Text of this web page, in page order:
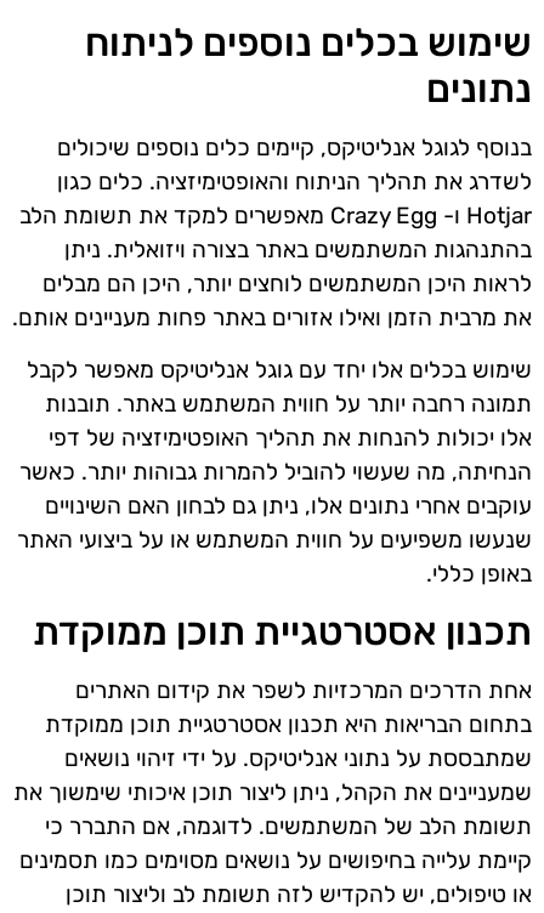
שימוש בכלים נוספים לניתוח
נתונים
בנוסף לגוגל אנליטיקס, קיימים כלים נוספים שיכולים
לשדרג את תהליך הניתוח והאופטימיזציה. כלים כגון
Hotjar ו- Crazy Egg מאפשרים למקד את תשומת הלב
בהתנהגות המשתמשים באתר בצורה ויזואלית. ניתן
לראות היכן המשתמשים לוחצים יותר, היכן הם מבלים
את מרבית הזמן ואילו אזורים באתר פחות מעניינים אותם.
שימוש בכלים אלו יחד עם גוגל אנליטיקס מאפשר לקבל
תמונה רחבה יותר על חווית המשתמש באתר. תובנות
אלו יכולות להנחות את תהליך האופטימיזציה של דפי
הנחיתה, מה שעשוי להוביל להמרות גבוהות יותר. כאשר
עוקבים אחרי נתונים אלו, ניתן גם לבחון האם השינויים
שנעשו משפיעים על חווית המשתמש או על ביצועי האתר
באופן כללי.
תכנון אסטרטגיית תוכן ממוקדת
אחת הדרכים המרכזיות לשפר את קידום האתרים
בתחום הבריאות היא תכנון אסטרטגיית תוכן ממוקדת
שמתבססת על נתוני אנליטיקס. על ידי זיהוי נושאים
שמעניינים את הקהל, ניתן ליצור תוכן איכותי שימשוך את
תשומת הלב של המשתמשים. לדוגמה, אם התברר כי
קיימת עלייה בחיפושים על נושאים מסוימים כמו תסמינים
או טיפולים, יש להקדיש לזה תשומת לב וליצור תוכן